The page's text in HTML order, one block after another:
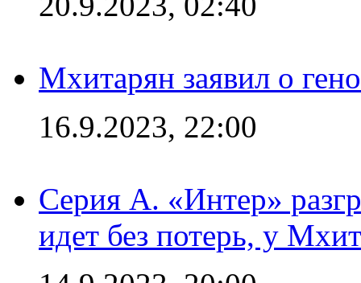
Мхитарян заявил о
16.9.2023, 22:00
Серия А. «Интер»
идет без потерь, у